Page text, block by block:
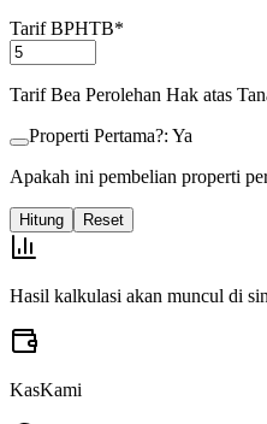
Tarif BPHTB*
Tarif Bea Perolehan Hak atas
Properti Pertama?: Ya
Apakah ini pembelian properti
Hitung Reset
Hasil kalkulasi akan muncul di
KasKami